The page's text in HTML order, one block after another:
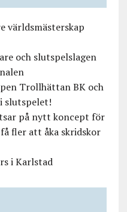
världsmästerskap
och slutspelslagen
Trollhättan BK och
slutspelet!
på nytt koncept för
fler att åka skridskor
i Karlstad